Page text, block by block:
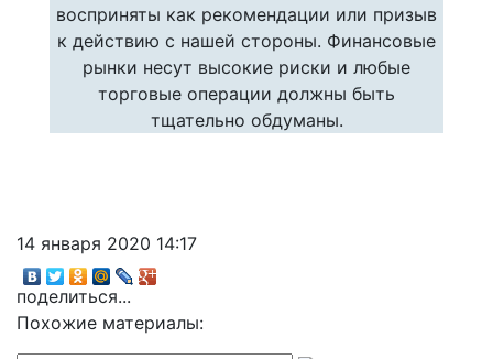
восприняты как рекомендации или призыв
к действию с нашей стороны. Финансовые
рынки несут высокие риски и любые
торговые операции должны быть
тщательно обдуманы.
14 января 2020 14:17
поделиться...
Похожие материалы: